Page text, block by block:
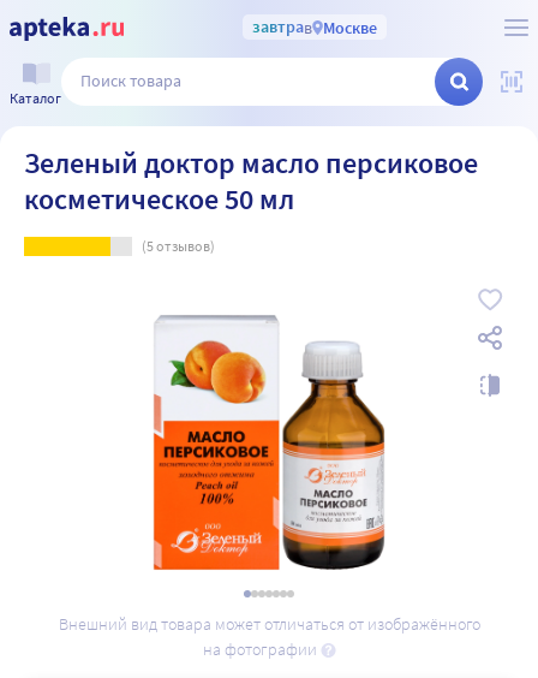
завтрав Москве
Каталог
Зеленый доктор масло персиковое
косметическое 50 мл
(5отзывов)
Внешний вид товара может отличаться от изображённого
на фотографии